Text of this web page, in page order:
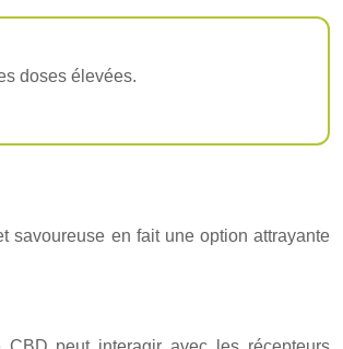
doses élevées.
savoureuse en fait une option attrayante